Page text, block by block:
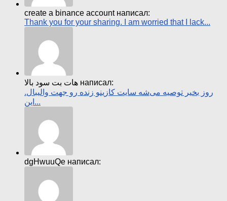
create a binance account написал:
Thank you for your sharing. I am worried that I lack...
هات بت سود بالا написал:
روز بخیر توصیه می‌شه سایت کازینو زنده رو جهت والیبال.
این...
dgHwuuQe написал: